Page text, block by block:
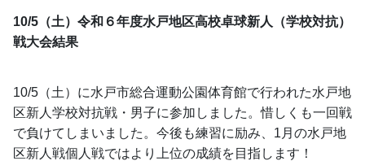
10/5（土）令和６年度水戸地区高校卓球新人（学校対抗）
戦大会結果
10/5（土）に水戸市総合運動公園体育館で行われた水戸地
区新人学校対抗戦・男子に参加しました。惜しくも一回戦
で負けてしまいました。今後も練習に励み、1月の水戸地
区新人戦個人戦ではより上位の成績を目指します！